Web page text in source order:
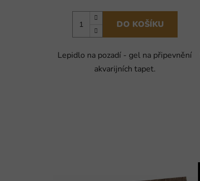
DO KOŠÍKU
Lepidlo na pozadí - gel na připevnění
akvarijních tapet.